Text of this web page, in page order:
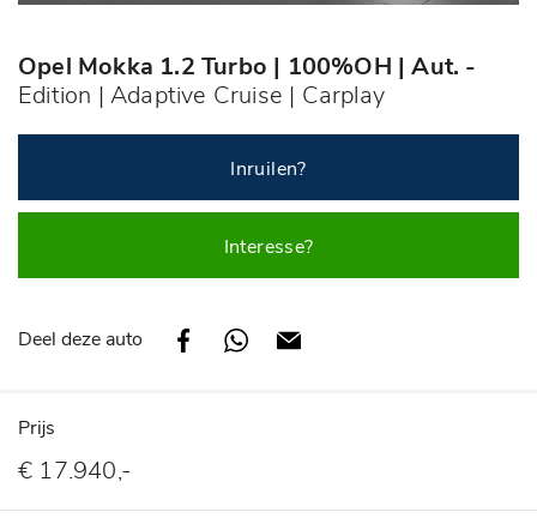
Opel Mokka 1.2 Turbo | 100%OH | Aut. -
Edition | Adaptive Cruise | Carplay
Inruilen?
Interesse?
Deel deze auto
Prijs
€ 17.940,-